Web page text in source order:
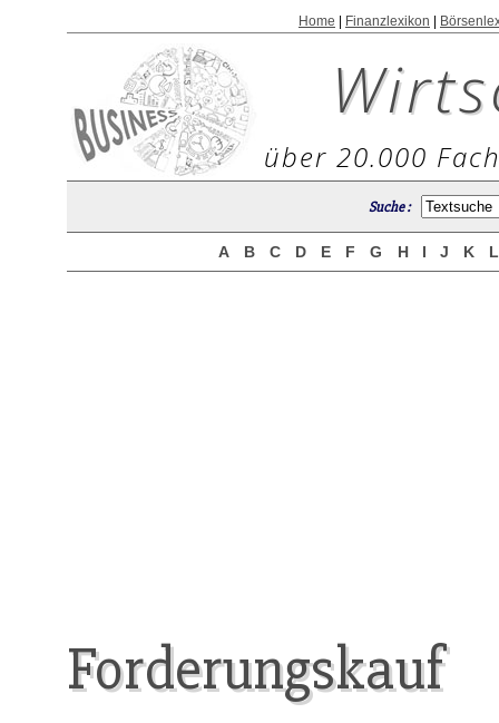
Home Finanzlexikon
über 20.000
Suche :
A B C D E F G H I J K
Forderungskauf